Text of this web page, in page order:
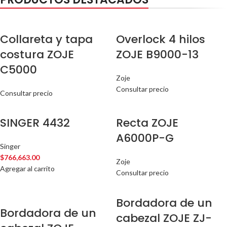
Collareta y tapa
costura ZOJE
C5000
Consultar precio
Overlock 4 hilos
ZOJE B9000-13
Zoje
Consultar precio
SINGER 4432
Singer
$766,663.00
Agregar al carrito
Recta ZOJE
A6000P-G
Zoje
Consultar precio
Bordadora de un
Bordadora de un
cabezal ZOJE ZJ-